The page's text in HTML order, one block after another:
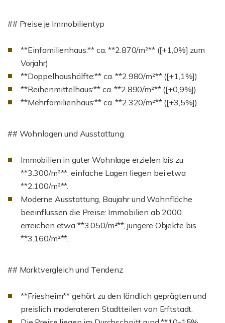
## Preise je Immobilientyp
**Einfamilienhaus:** ca. **2.870/m²** ([+1,0%] zum
Vorjahr)
**Doppelhaushälfte:** ca. **2.980/m²** ([+1,1%])
**Reihenmittelhaus:** ca. **2.890/m²** ([+0,9%])
**Mehrfamilienhaus:** ca. **2.320/m²** ([+3,5%])
## Wohnlagen und Ausstattung
Immobilien in guter Wohnlage erzielen bis zu
**3.300/m²**; einfache Lagen liegen bei etwa
**2.100/m²**.
Moderne Ausstattung, Baujahr und Wohnfläche
beeinflussen die Preise: Immobilien ab 2000
erreichen etwa **3.050/m²**, jüngere Objekte bis
**3.160/m²**.
## Marktvergleich und Tendenz
**Friesheim** gehört zu den ländlich geprägten und
preislich moderateren Stadtteilen von Erftstadt.